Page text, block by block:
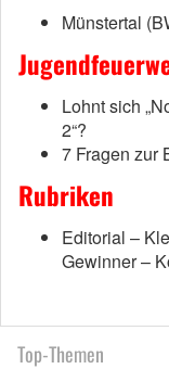
Münstertal
Lohnt sich
2“?
7 Fragen zur
Rubriken
Editorial –
Gewinner –
Top-Themen